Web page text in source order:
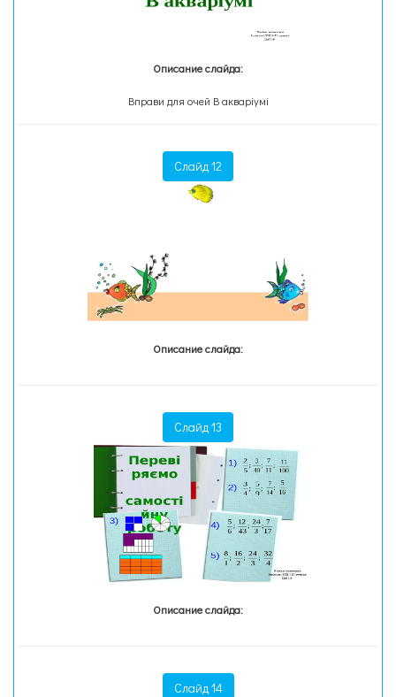
Описание слайда:
Вправи для очей В акваріумі
Слайд 12
Описание слайда:
Слайд 13
Описание слайда:
Слайд 14